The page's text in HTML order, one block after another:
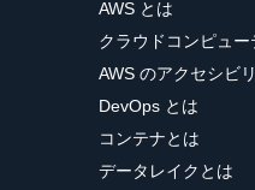
AWS とは
クラウドコンピュ
AWS のアクセシビ
DevOps とは
コンテナとは
データレイクとは